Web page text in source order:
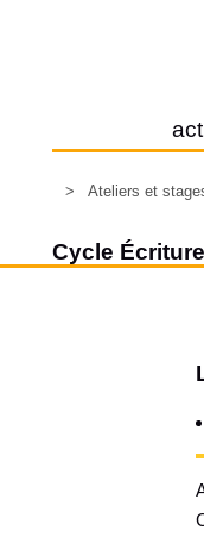
> Ateliers et
Cycle